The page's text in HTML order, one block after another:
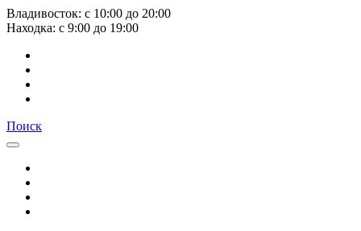
Владивосток: с 10:00 до 20:00
Находка: с 9:00 до 19:00
Поиск